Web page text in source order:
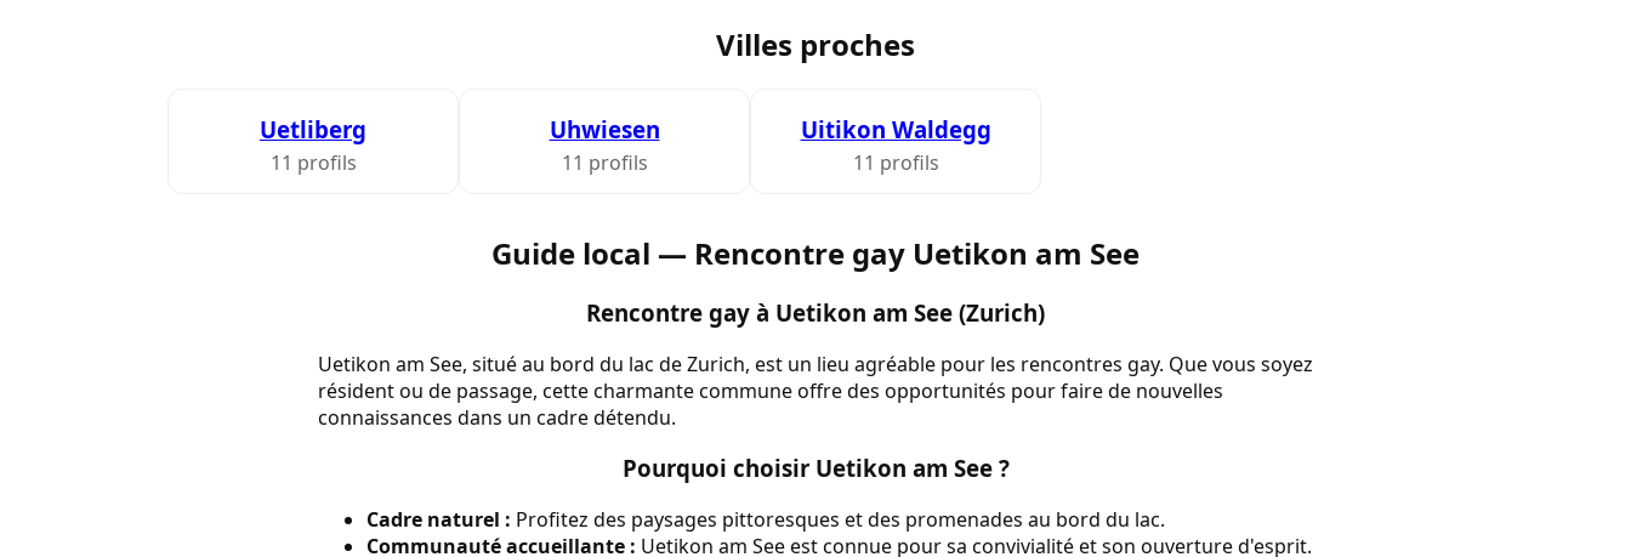
Villes proches
Uetliberg
11 profils
Uhwiesen
11 profils
Uitikon Waldegg
11 profils
Guide local — Rencontre gay Uetikon am See
Rencontre gay à Uetikon am See (Zurich)
Uetikon am See, situé au bord du lac de Zurich, est un lieu agréable pour les rencontres gay. Que vous soyez
résident ou de passage, cette charmante commune offre des opportunités pour faire de nouvelles
connaissances dans un cadre détendu.
Pourquoi choisir Uetikon am See ?
Cadre naturel : Profitez des paysages pittoresques et des promenades au bord du lac.
Communauté accueillante : Uetikon am See est connue pour sa convivialité et son ouverture d'esprit.